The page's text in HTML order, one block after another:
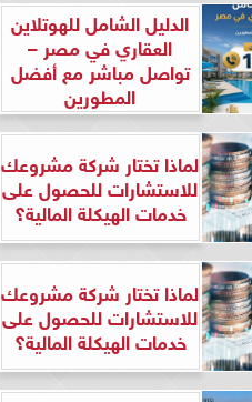
الدليل الشامل للهوتلاين
العقاري في مصر –
تواصل مباشر مع أفضل
المطورين
لماذا تختار شركة مشروعك
للاستشارات للحصول على
خدمات الهيكلة المالية؟
لماذا تختار شركة مشروعك
للاستشارات للحصول على
خدمات الهيكلة المالية؟